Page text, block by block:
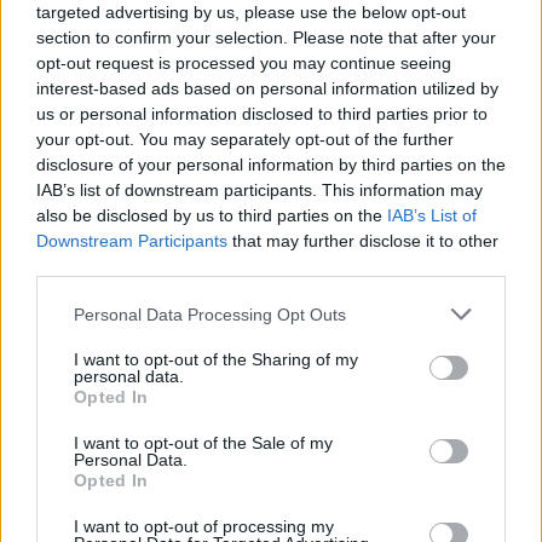
targeted advertising by us, please use the below opt-out
section to confirm your selection. Please note that after your
opt-out request is processed you may continue seeing
interest-based ads based on personal information utilized by
us or personal information disclosed to third parties prior to
your opt-out. You may separately opt-out of the further
disclosure of your personal information by third parties on the
IAB’s list of downstream participants. This information may
also be disclosed by us to third parties on the IAB’s List of
Downstream Participants that may further disclose it to other
Please note that this website/app uses one or more Google
not limited to your visit or usage behaviour. You may click to
grant or deny consent to Google and its third-party tags to
use your data for below specified purposes in below Google
consent section.
Personal Data Processing Opt Outs
I want to opt-out of the Sharing of my
personal data.
Opted In
I want to opt-out of the Sale of my
Personal Data.
Opted In
I want to opt-out of processing my
dobro formo, s katero sem zdaj zelo zadovoljna. In
... če bo ta vikend številka 49, bomo vsi zelo veseli
Zadovoljna je, da je konec avgusta v Slovenski Bistrici
izpeljala uspešen dobrodelen projekt, plezalni maraton,
ko je v 24 urah preplezala do vrhov 100 smeri ter
obenem zbirala sredstva za Botrstvo v športu, katerega
Spočila se ravno nisem," se je pošalila Garnbret.
Moram pa reči, da sem bila po tem podvigu, na
katerega se nisem mogla pripraviti in nisem
vedela, kaj me čaka, presenetljivo fizično v redu.
Počutila sem se dobro, malo sem imela